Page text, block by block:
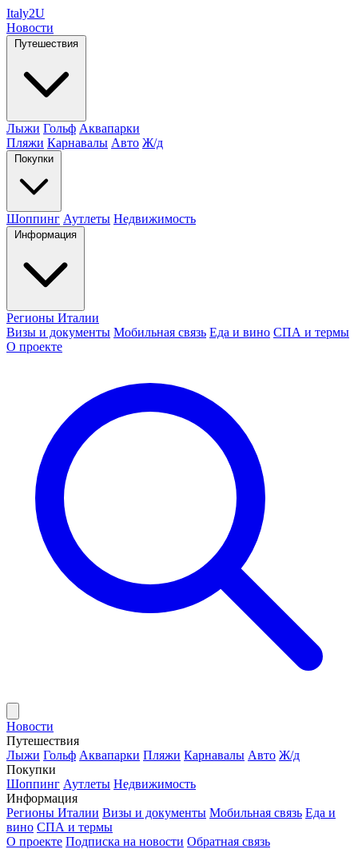
Italy2U
Новости
Путешествия
Лыжи Гольф Аквапарки
Пляжи Карнавалы Авто Ж/д
Покупки
Шоппинг Аутлеты Недвижимость
Информация
Регионы Италии
Визы и документы Мобильная связь Еда и вино СПА и термы
О проекте
Новости
Путешествия
Лыжи Гольф Аквапарки Пляжи Карнавалы Авто Ж/д
Покупки
Шоппинг Аутлеты Недвижимость
Информация
Регионы Италии Визы и документы Мобильная связь Еда и
вино СПА и термы
О проекте Подписка на новости Обратная связь